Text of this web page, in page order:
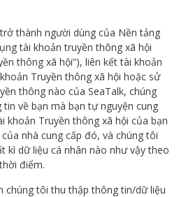
thành người dùng của Nền tảng
tài khoản truyền thông xã hội
thông xã hội”), liên kết tài khoản
Truyền thông xã hội hoặc sử
thông nào của SeaTalk, chúng
về bạn mà bạn tự nguyện cung
khoản Truyền thông xã hội của bạn
nhà cung cấp đó, và chúng tôi
kì dữ liệu cá nhân nào như vậy theo
điểm.
chúng tôi thu thập thông tin/dữ liệu